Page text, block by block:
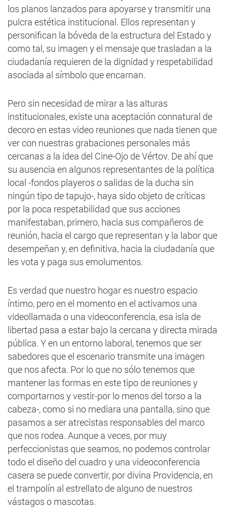
los planos lanzados para apoyarse y transmitir una
pulcra estética institucional. Ellos representan y
personifican la bóveda de la estructura del Estado y
como tal, su imagen y el mensaje que trasladan a la
ciudadanía requieren de la dignidad y respetabilidad
asociada al símbolo que encarnan.
Pero sin necesidad de mirar a las alturas
institucionales, existe una aceptación connatural de
decoro en estas video reuniones que nada tienen que
ver con nuestras grabaciones personales más
cercanas a la idea del Cine-Ojo de Vértov. De ahí que
su ausencia en algunos representantes de la política
local -fondos playeros o salidas de la ducha sin
ningún tipo de tapujo-, haya sido objeto de críticas
por la poca respetabilidad que sus acciones
manifestaban, primero, hacia sus compañeros de
reunión, hacia el cargo que representan y la labor que
desempeñan y, en definitiva, hacia la ciudadanía que
les vota y paga sus emolumentos.
Es verdad que nuestro hogar es nuestro espacio
íntimo, pero en el momento en el activamos una
videollamada o una videoconferencia, esa isla de
libertad pasa a estar bajo la cercana y directa mirada
pública. Y en un entorno laboral, tenemos que ser
sabedores que el escenario transmite una imagen
que nos afecta. Por lo que no sólo tenemos que
mantener las formas en este tipo de reuniones y
comportarnos y vestir-por lo menos del torso a la
cabeza-, como si no mediara una pantalla, sino que
pasamos a ser atrecistas responsables del marco
que nos rodea. Aunque a veces, por muy
perfeccionistas que seamos, no podemos controlar
todo el diseño del cuadro y una videoconferencia
casera se puede convertir, por divina Providencia, en
el trampolín al estrellato de alguno de nuestros
vástagos o mascotas.